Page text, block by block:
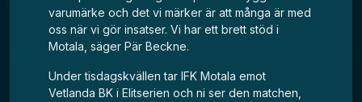
varumärke och det vi märker är att många är med
oss när vi gör insatser. Vi har ett brett stöd i
Motala, säger Pär Beckne.
Under tisdagskvällen tar IFK Motala emot
Vetlanda BK i Elitserien och ni ser den matchen,